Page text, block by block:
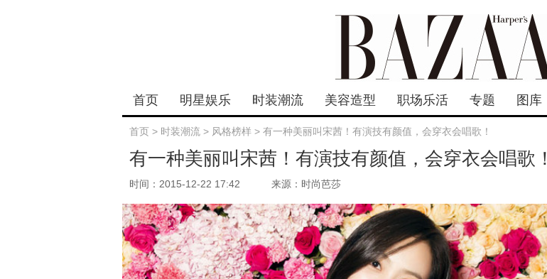
首页 明星娱乐 时装潮流 美容造型 职场乐活 专题 图库
首页 > 时装潮流 > 风格榜样 > 有一种美丽叫宋茜！有演技有颜值，会穿衣会唱歌！
有一种美丽叫宋茜！有演技有颜值，会穿衣会唱歌！
时间：2015-12-22 17:42 来源：时尚芭莎